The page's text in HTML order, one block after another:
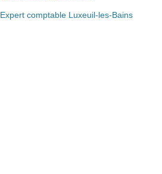
Expert comptable Luxeuil-les-Bains